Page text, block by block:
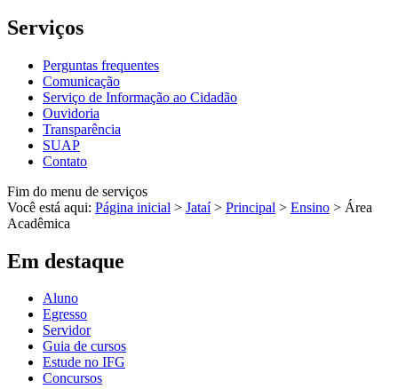
Serviços
Perguntas frequentes
Comunicação
Serviço de Informação ao Cidadão
Ouvidoria
Transparência
SUAP
Contato
Fim do menu de serviços
Você está aqui: Página inicial > Jataí > Principal > Ensino > Área
Acadêmica
Em destaque
Aluno
Egresso
Servidor
Guia de cursos
Estude no IFG
Concursos